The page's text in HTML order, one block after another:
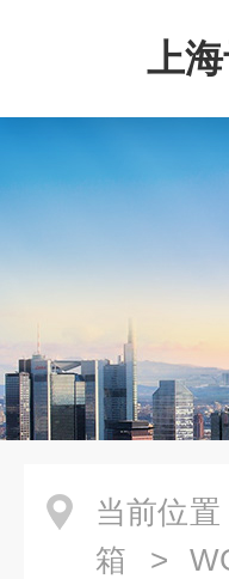
上
当前位置
箱 >